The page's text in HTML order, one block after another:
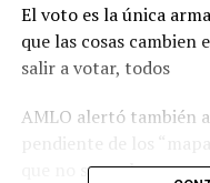
El voto es la única
que las cosas cambien
salir a votar, todos
AMLO alertó también
pendiente de los
que no se vuelvan a